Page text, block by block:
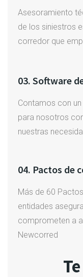
Asesoramiento
de los siniestros
corredor que
03. Software
Contamos con
para nosotros
nuestras
04. Pactos de
Más de 60
entidades
comprometen a
Newcorred